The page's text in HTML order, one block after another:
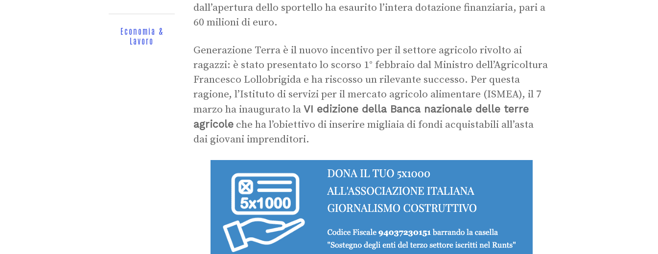
Economia &
Lavoro
dall’apertura dello sportello ha esaurito l’intera dotazione finanziaria, pari a
60 milioni di euro.
Generazione Terra è il nuovo incentivo per il settore agricolo rivolto ai
ragazzi: è stato presentato lo scorso 1° febbraio dal Ministro dell’Agricoltura
Francesco Lollobrigida e ha riscosso un rilevante successo. Per questa
ragione, l’Istituto di servizi per il mercato agricolo alimentare (ISMEA), il 7
marzo ha inaugurato la VI edizione della Banca nazionale delle terre
agricole che ha l’obiettivo di inserire migliaia di fondi acquistabili all’asta
dai giovani imprenditori.